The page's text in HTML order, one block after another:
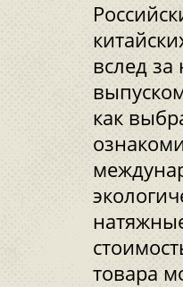
вслед
как
товара